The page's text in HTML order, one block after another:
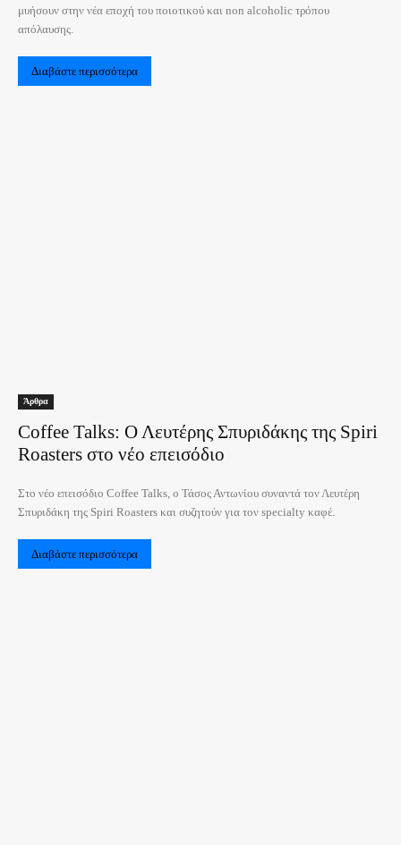
μυήσουν στην νέα εποχή του ποιοτικού και non alcoholic τρόπου
απόλαυσης.
Διαβάστε περισσότερα
Άρθρα
Coffee Talks: Ο Λευτέρης Σπυριδάκης της Spiri
Roasters στο νέο επεισόδιο
Στο νέο επεισόδιο Coffee Talks, ο Τάσος Αντωνίου συναντά τον Λευτέρη
Σπυριδάκη της Spiri Roasters και συζητούν για τον specialty καφέ.
Διαβάστε περισσότερα